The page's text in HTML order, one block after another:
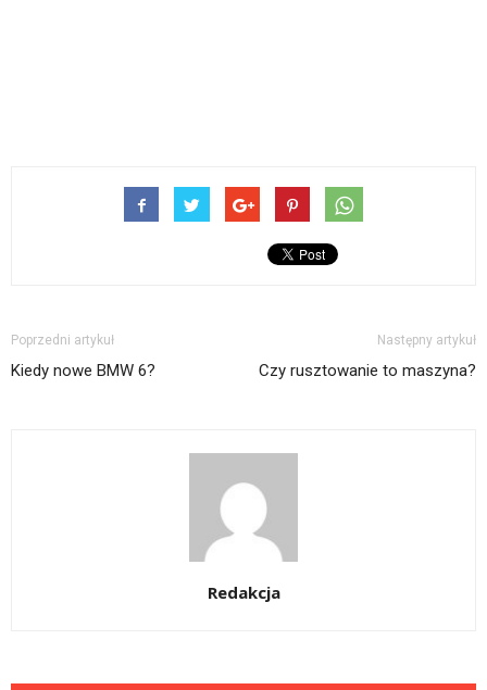
Poprzedni artykuł
Kiedy nowe BMW 6?
Następny artykuł
Czy rusztowanie to maszyna?
Redakcja